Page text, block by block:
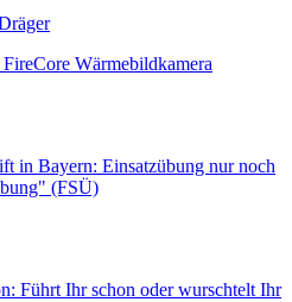
Wärmebildkamera
in Bayern: Einsatzübung nur noch
(FSÜ)
Führt Ihr schon oder wurschtelt Ihr